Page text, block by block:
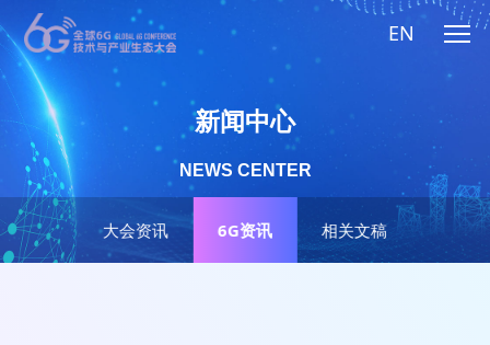
EN
大会资讯 6G资讯 相关文稿
新闻中心
NEWS CENTER